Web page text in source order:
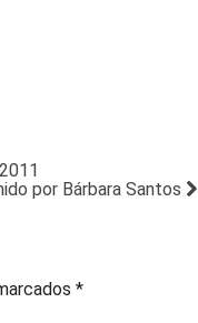
por Bárbara Santos
*